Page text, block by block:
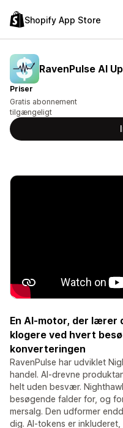
Shopify App Store
RavenPulse AI
Priser
Gratis abonnement
tilgængeligt
En AI-motor, der lærer
klogere ved hvert
konverteringen
RavenPulse har udviklet
handel. AI-drevne
helt uden besvær.
besøgende falder for, og
mersalg. Den udformer
dig. AI-tokens er